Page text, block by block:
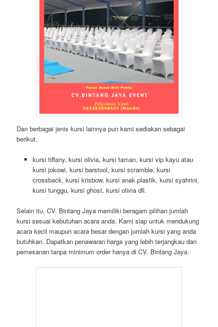
Dan berbagai jenis kursi lainnya pun kami sediakan sebagai
berikut.
kursi tiffany, kursi olivia, kursi taman, kursi vip kayu atau
kursi jokowi, kursi barstool, kursi scramble, kursi
crossback, kursi krisbow, kursi anak plastik, kursi syahrini,
kursi tunggu, kursi ghost, kursi olivia dll.
Selain itu, CV. Bintang Jaya memiliki beragam pilihan jumlah
kursi sesuai kebutuhan acara anda. Kami siap untuk mendukung
acara kecil maupun acara besar dengan jumlah kursi yang anda
butuhkan. Dapatkan penawaran harga yang lebih terjangkau dan
pemesanan tanpa minimum order hanya di CV. Bintang Jaya.